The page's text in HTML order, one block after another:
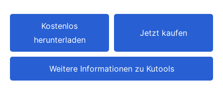
Kostenlos
herunterladen
Jetzt kaufen
Weitere Informationen zu Kutools